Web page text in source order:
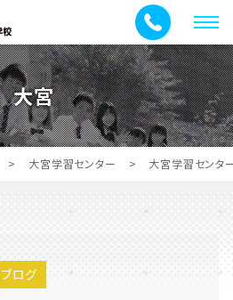
メ
ニ
ュ
ー
大宮
> 大宮学習センター > 大宮学習センタ
ブログ